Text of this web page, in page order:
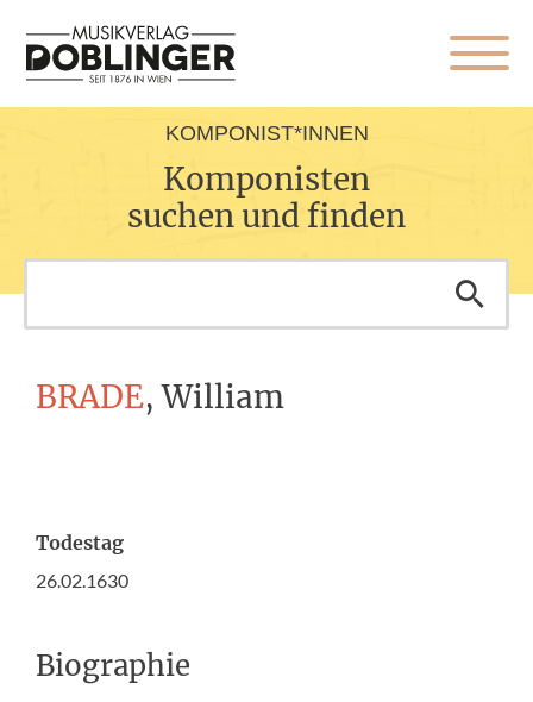
KOMPONIST*INNEN
Komponisten
suchen und finden
BRADE, William
Todestag
26.02.1630
Biographie